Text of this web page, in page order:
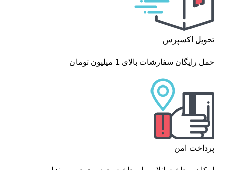
تحویل اکسپرس
حمل رایگان سفارشات بالای 1 میلیون تومان
پرداخت امن